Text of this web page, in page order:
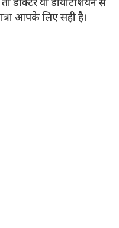
डॉक्टर या डायटिशियन से
आपके लिए सही है।